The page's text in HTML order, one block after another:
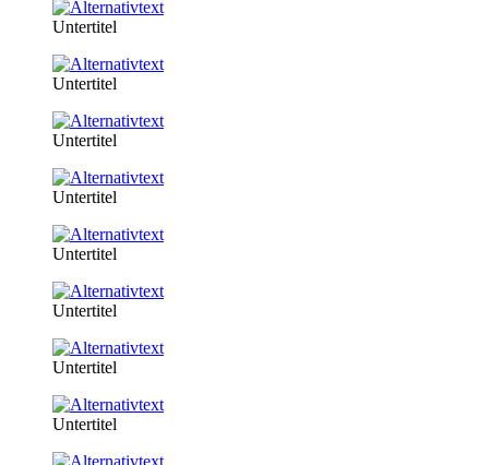
Untertitel
Untertitel
Untertitel
Untertitel
Untertitel
Untertitel
Untertitel
Untertitel